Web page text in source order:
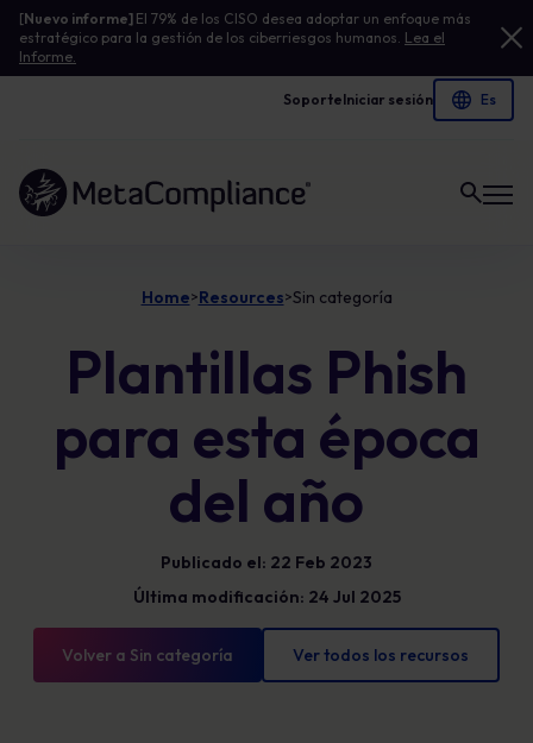
[Nuevo informe] El 79% de los CISO desea adoptar un enfoque más
estratégico para la gestión de los ciberriesgos humanos. Lea el
Informe.
SoporteIniciar sesión
Enlace a la página de inicio
Home>Resources>Sin categoría
Plantillas Phish
para esta época
del año
Publicado el: 22 Feb 2023
Última modificación: 24 Jul 2025
Volver a Sin categoría Ver todos los recursos